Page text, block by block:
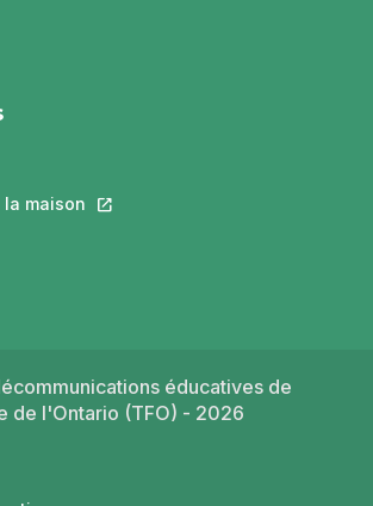
s'ouvrira dans un nouvel onglet.
lien s'ouvrira dans un nouvel onglet.
dans un nouvel onglet.
la maison Ce lien s'ouvrira dans un nouvel
dans un nouvel onglet.
dans un nouvel onglet.
éducatives de
de l'Ontario (TFO) - 2026